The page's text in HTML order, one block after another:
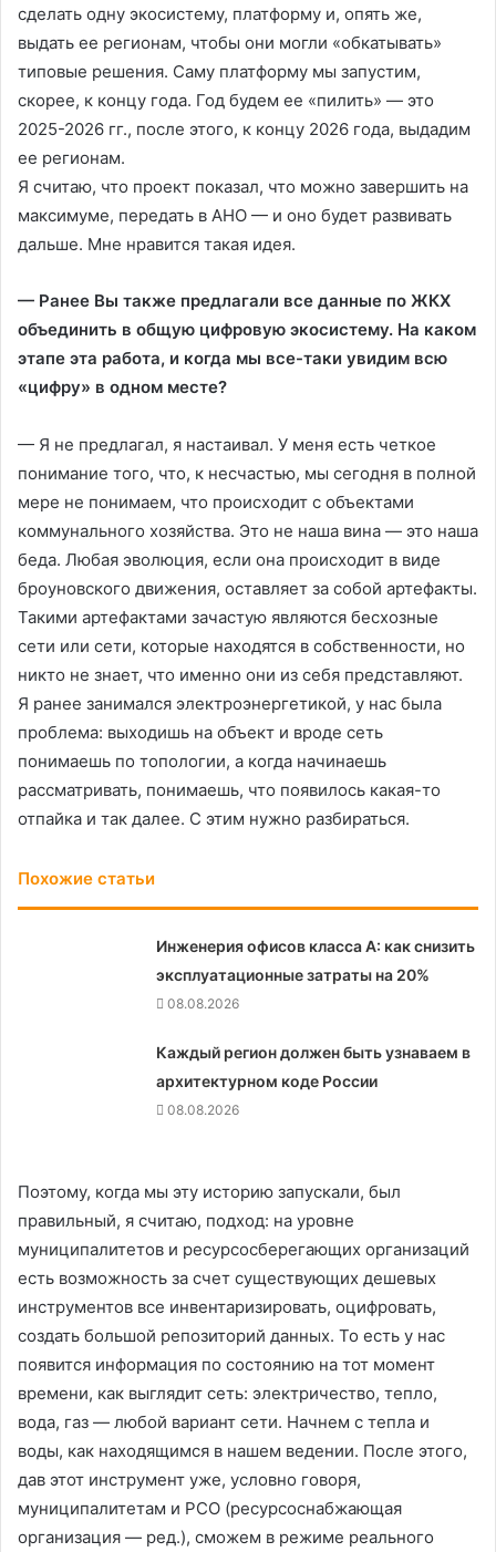
сделать одну экосистему, платформу и, опять же,
выдать ее регионам, чтобы они могли «обкатывать»
типовые решения. Саму платформу мы запустим,
скорее, к концу года. Год будем ее «пилить» — это
2025-2026 гг., после этого, к концу 2026 года, выдадим
ее регионам.
Я считаю, что проект показал, что можно завершить на
максимуме, передать в АНО — и оно будет развивать
дальше. Мне нравится такая идея.
— Ранее Вы также предлагали все данные по ЖКХ
объединить в общую цифровую экосистему. На каком
этапе эта работа, и когда мы все-таки увидим всю
«цифру» в одном месте?
— Я не предлагал, я настаивал. У меня есть четкое
понимание того, что, к несчастью, мы сегодня в полной
мере не понимаем, что происходит с объектами
коммунального хозяйства. Это не наша вина — это наша
беда. Любая эволюция, если она происходит в виде
броуновского движения, оставляет за собой артефакты.
Такими артефактами зачастую являются бесхозные
сети или сети, которые находятся в собственности, но
никто не знает, что именно они из себя представляют.
Я ранее занимался электроэнергетикой, у нас была
проблема: выходишь на объект и вроде сеть
понимаешь по топологии, а когда начинаешь
рассматривать, понимаешь, что появилось какая-то
отпайка и так далее. С этим нужно разбираться.
Похожие статьи
Инженерия офисов класса А: как снизить
эксплуатационные затраты на 20%
08.08.2026
Каждый регион должен быть узнаваем в
архитектурном коде России
08.08.2026
Поэтому, когда мы эту историю запускали, был
правильный, я считаю, подход: на уровне
муниципалитетов и ресурсосберегающих организаций
есть возможность за счет существующих дешевых
инструментов все инвентаризировать, оцифровать,
создать большой репозиторий данных. То есть у нас
появится информация по состоянию на тот момент
времени, как выглядит сеть: электричество, тепло,
вода, газ — любой вариант сети. Начнем с тепла и
воды, как находящимся в нашем ведении. После этого,
дав этот инструмент уже, условно говоря,
муниципалитетам и РСО (ресурсоснабжающая
организация — ред.), сможем в режиме реального